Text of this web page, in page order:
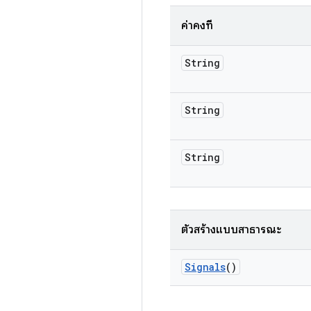
ค่าคงที่
String
String
String
ตัวสร้างแบบสาธารณะ
Signals()